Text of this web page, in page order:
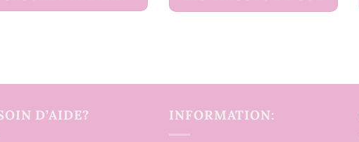
D’AIDE? INFORMATION: